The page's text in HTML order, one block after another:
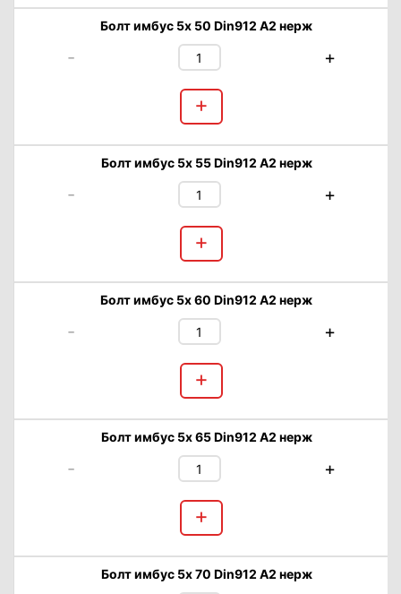
Болт имбус 5х 50 Din912 А2 нерж
- +
+
Болт имбус 5х 55 Din912 А2 нерж
- +
+
Болт имбус 5х 60 Din912 А2 нерж
- +
+
Болт имбус 5х 65 Din912 А2 нерж
- +
+
Болт имбус 5х 70 Din912 А2 нерж